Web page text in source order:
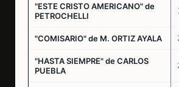
"ESTE CRISTO AMERICANO" de
PETROCHELLI
"COMISARIO" de M. ORTIZ AYALA
"HASTA SIEMPRE" de CARLOS
PUEBLA